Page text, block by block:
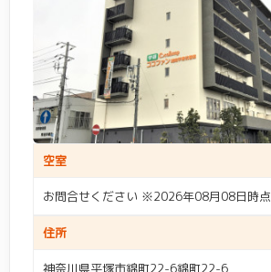
空室
お問合せください ※2026年08月08日時点
住所
神奈川県平塚市錦町22-6錦町22-6